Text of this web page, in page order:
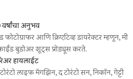
अनुभव
फोटोग्राफर आणि क्रिएटिव्ह डायरेक्टर म्हणून, मी
बुडोअर शूट्स प्रोड्यूस करते.
हायलाईट
लाइफ मॅगझिन, द टोरंटो सन, निकॉन, गेट्टी